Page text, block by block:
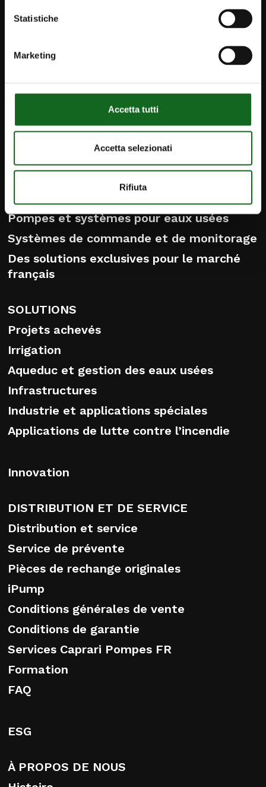
Statistiche
Marketing
Accetta tutti
Accetta selezionati
Rifiuta
iPump
Contacts
Caprari Pompes FR
Pompes et systèmes pour eaux usées
Systèmes de commande et de monitorage
Des solutions exclusives pour le marché
français
SOLUTIONS
Projets achevés
Irrigation
Aqueduc et gestion des eaux usées
Infrastructures
Industrie et applications spéciales
Applications de lutte contre l’incendie
Innovation
DISTRIBUTION ET DE SERVICE
Distribution et service
Service de prévente
Pièces de rechange originales
iPump
Conditions générales de vente
Conditions de garantie
Services Caprari Pompes FR
Formation
FAQ
ESG
À PROPOS DE NOUS